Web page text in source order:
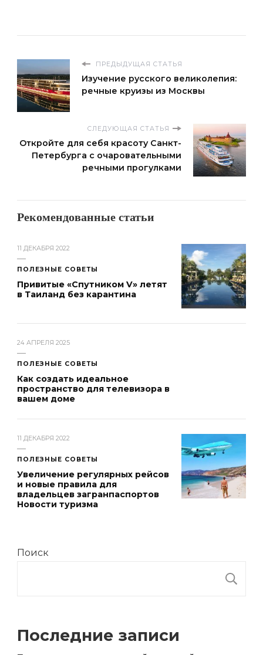
ПРЕДЫДУЩАЯ СТАТЬЯ
Изучение русского великолепия:
речные круизы из Москвы
СЛЕДУЮЩАЯ СТАТЬЯ
Откройте для себя красоту Санкт-
Петербурга с очаровательными
речными прогулками
Рекомендованные статьи
11 ДЕКАБРЯ 2022
ПОЛЕЗНЫЕ СОВЕТЫ
Привитые «Спутником V» летят
в Таиланд без карантина
24 АПРЕЛЯ 2025
ПОЛЕЗНЫЕ СОВЕТЫ
Как создать идеальное
пространство для телевизора в
вашем доме
11 ДЕКАБРЯ 2022
ПОЛЕЗНЫЕ СОВЕТЫ
Увеличение регулярных рейсов
и новые правила для
владельцев загранпаспортов ӏ
Новости туризма
Поиск
Последние записи